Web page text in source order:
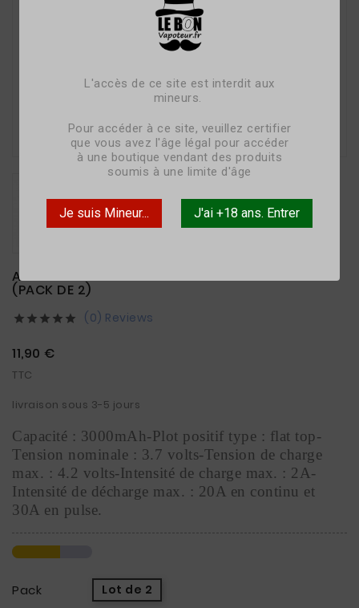
L'accès de ce site est interdit aux
mineurs.
Pour accéder à ce site, veuillez certifier
que vous avez l'âge légal pour accéder
à une boutique vendant des produits
soumis à une limite d'âge
Je suis Mineur... J'ai +18 ans. Entrer
ACCU VTC6 18650 3000 MAH 30A FLAT TOP SONY
(PACK DE 2)
     (0) Reviews
11,90 €
TTC
livraison sous 3-5 jours
Capacité : 3000mAh-Plot positif type : flat top-
Tension nominale : 3.7 volts-Tension de charge
max. : 4.2 volts-Intensité de charge max. : 2A-
Intensité de décharge max. : 20A en continu et
30A en pulse.
Pack Lot de 2